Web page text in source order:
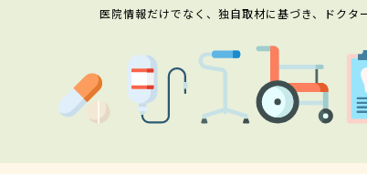
医院情報だけでなく、独自取材に基づき、ドクタ